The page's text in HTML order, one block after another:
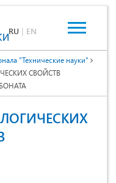
RU | EN
"Технические науки"
СВОЙСТВ